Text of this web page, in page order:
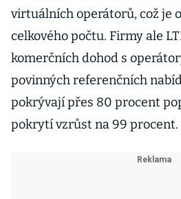
virtuálních operátorů, což je
celkového počtu. Firmy ale
komerčních dohod s
povinných referenčních
pokrývají přes 80 procent
pokrytí vzrůst na 99 procent.